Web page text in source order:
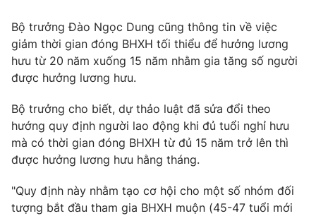
Theo dõi báo trên
Cơ quan chủ quản:
Đài Truyền hình Việt Nam
Cơ quan báo chí:Thời báo VTV
Giấy phép hoạt động báo in và báo điện tử số 483/GP-BTTTT
cấp ngày 29/12/2023
Phó Tổng Biên tập:Nguyễn Thị Mỹ Hạnh, Phạm Quốc Thắng,
Nguyễn Trọng Ninh
Bộ trưởng Đào Ngọc Dung cũng thông tin về việc
giảm thời gian đóng BHXH tối thiểu để hưởng lương
hưu từ 20 năm xuống 15 năm nhằm gia tăng số người
được hưởng lương hưu.
Bộ trưởng cho biết, dự thảo luật đã sửa đổi theo
hướng quy định người lao động khi đủ tuổi nghỉ hưu
mà có thời gian đóng BHXH từ đủ 15 năm trở lên thì
được hưởng lương hưu hằng tháng.
"Quy định này nhằm tạo cơ hội cho một số nhóm đối
tượng bắt đầu tham gia BHXH muộn (45-47 tuổi mới